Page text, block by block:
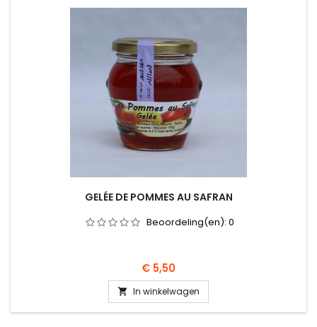
GELÉE DE POMMES AU SAFRAN
Beoordeling(en): 0
Prijs
€ 5,50
 In winkelwagen